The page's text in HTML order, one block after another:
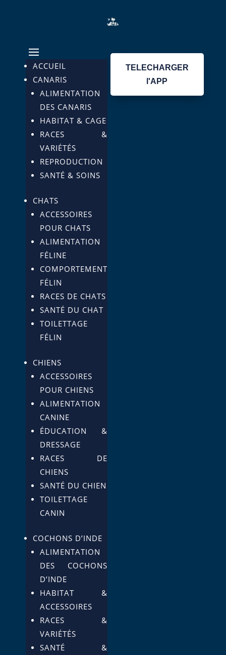
ACCUEIL
CANARIS
ALIMENTATION
DES CANARIS
HABITAT & CAGE
RACES &
VARIÉTÉS
REPRODUCTION
SANTÉ & SOINS
CHATS
ACCESSOIRES
POUR CHATS
ALIMENTATION
FÉLINE
COMPORTEMENT
FÉLIN
RACES DE CHATS
SANTÉ DU CHAT
TOILETTAGE
FÉLIN
CHIENS
ACCESSOIRES
POUR CHIENS
ALIMENTATION
CANINE
ÉDUCATION &
DRESSAGE
RACES DE
CHIENS
SANTÉ DU CHIEN
TOILETTAGE
CANIN
COCHONS D’INDE
ALIMENTATION
DES COCHONS
D’INDE
HABITAT &
ACCESSOIRES
RACES &
VARIÉTÉS
SANTÉ &
TELECHARGER
l'APP